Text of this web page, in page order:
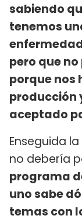
sabiendo
tenemos
pero que
porque nos
producción
aceptado
Enseguida
no debería
programa
uno sabe
temas con